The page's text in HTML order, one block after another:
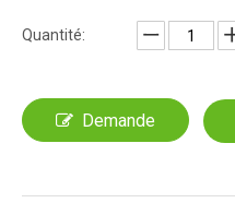
Quantité:
Demande